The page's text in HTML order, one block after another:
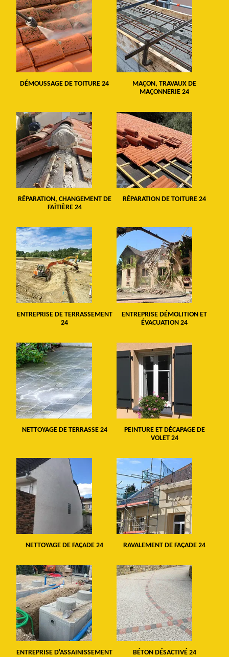
DÉMOUSSAGE DE TOITURE 24
MAÇON, TRAVAUX DE
MAÇONNERIE 24
RÉPARATION, CHANGEMENT DE
FAÎTIÈRE 24
RÉPARATION DE TOITURE 24
ENTREPRISE DE TERRASSEMENT
24
ENTREPRISE DÉMOLITION ET
ÉVACUATION 24
NETTOYAGE DE TERRASSE 24
PEINTURE ET DÉCAPAGE DE
VOLET 24
NETTOYAGE DE FAÇADE 24 RAVALEMENT DE FAÇADE 24
ENTREPRISE D'ASSAINISSEMENT BÉTON DÉSACTIVÉ 24